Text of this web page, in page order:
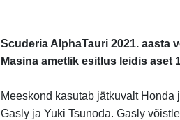
Scuderia AlphaTauri 2021. aasta
Masina ametlik esitlus leidis aset
Meeskond kasutab jätkuvalt
Gasly ja Yuki Tsunoda. Gasly